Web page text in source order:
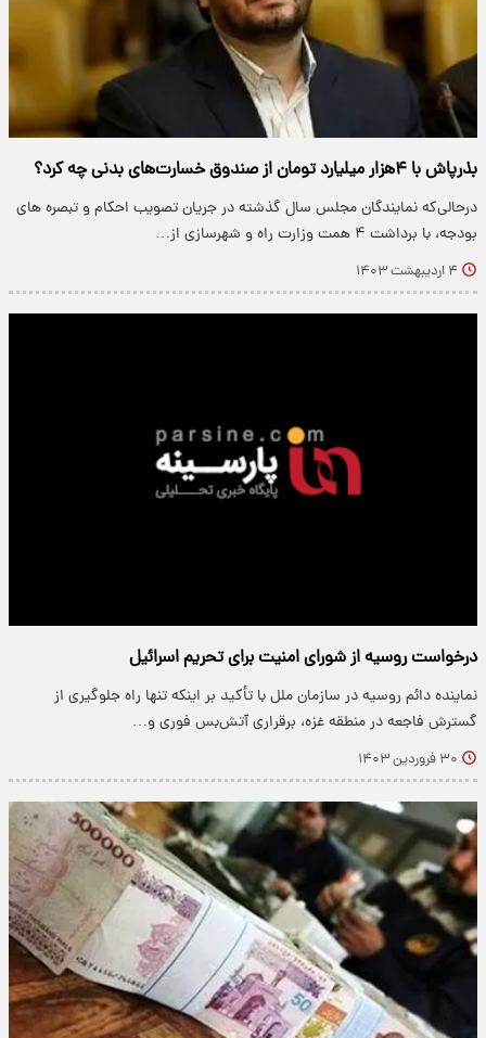
بذرپاش با ۴هزار میلیارد تومان از صندوق خسارت‌های بدنی چه کرد؟
درحالی‌که نمایندگان مجلس سال گذشته در جریان تصویب احکام و تبصره های
بودجه، با برداشت ۴ همت وزارت راه و شهرسازی از…
۴ اردیبهشت ۱۴۰۳
درخواست روسیه از شورای امنیت برای تحریم اسرائیل
نماینده دائم روسیه در سازمان ملل با تأکید بر اینکه تنها راه جلوگیری از
گسترش فاجعه در منطقه غزه، برقراری آتش‌بس فوری و…
۳۰ فروردین ۱۴۰۳